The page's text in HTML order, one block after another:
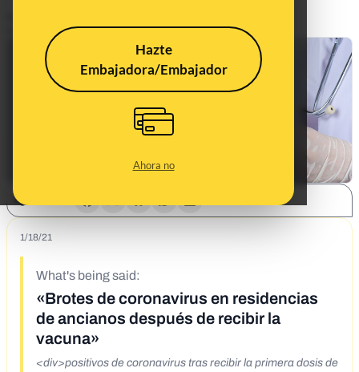
Hazte
Embajadora/Embajador
Ahora no
Actualizado elDec 2, 2021, 11:58:00 AM
1/18/21
What's being said:
«Brotes de coronavirus en residencias
de ancianos después de recibir la
vacuna»
<div>positivos de coronavirus tras recibir la primera dosis de